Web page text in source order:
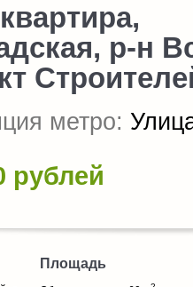
р-н
метро:
рублей
Площадь